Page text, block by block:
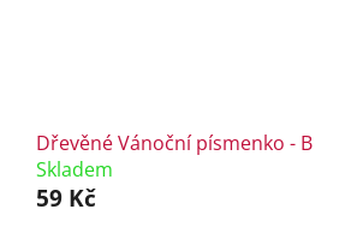
Dřevěné Vánoční písmenko - B
Skladem
59 Kč